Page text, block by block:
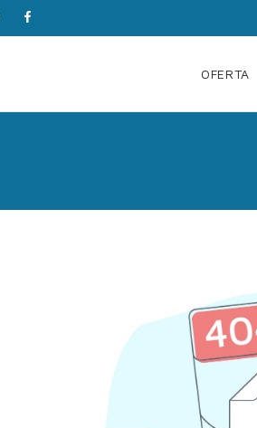
OFERTA